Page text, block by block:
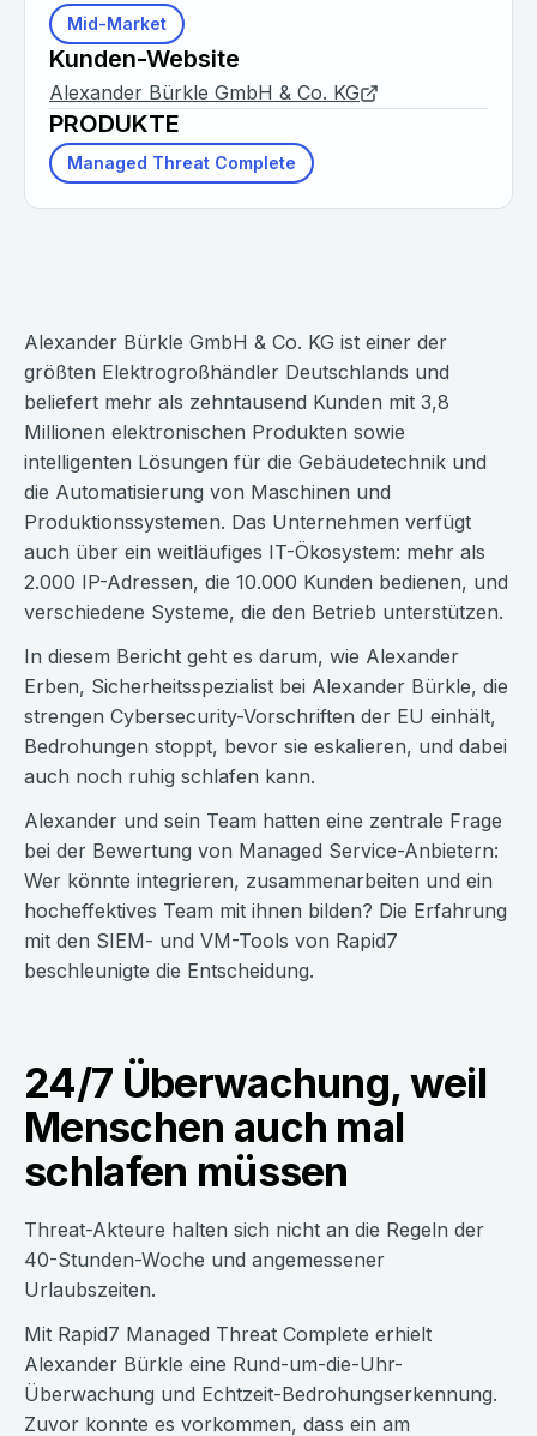
Mid-Market
Kunden-Website
Alexander Bürkle GmbH & Co. KG
PRODUKTE
Managed Threat Complete
Alexander Bürkle GmbH & Co. KG ist einer der
größten Elektrogroßhändler Deutschlands und
beliefert mehr als zehntausend Kunden mit 3,8
Millionen elektronischen Produkten sowie
intelligenten Lösungen für die Gebäudetechnik und
die Automatisierung von Maschinen und
Produktionssystemen. Das Unternehmen verfügt
auch über ein weitläufiges IT-Ökosystem: mehr als
2.000 IP-Adressen, die 10.000 Kunden bedienen, und
verschiedene Systeme, die den Betrieb unterstützen.
In diesem Bericht geht es darum, wie Alexander
Erben, Sicherheitsspezialist bei Alexander Bürkle, die
strengen Cybersecurity-Vorschriften der EU einhält,
Bedrohungen stoppt, bevor sie eskalieren, und dabei
auch noch ruhig schlafen kann.
Alexander und sein Team hatten eine zentrale Frage
bei der Bewertung von Managed Service-Anbietern:
Wer könnte integrieren, zusammenarbeiten und ein
hocheffektives Team mit ihnen bilden? Die Erfahrung
mit den SIEM- und VM-Tools von Rapid7
beschleunigte die Entscheidung.
24/7 Überwachung, weil
Menschen auch mal
schlafen müssen
Threat-Akteure halten sich nicht an die Regeln der
40-Stunden-Woche und angemessener
Urlaubszeiten.
Mit Rapid7 Managed Threat Complete erhielt
Alexander Bürkle eine Rund-um-die-Uhr-
Überwachung und Echtzeit-Bedrohungserkennung.
Zuvor konnte es vorkommen, dass ein am